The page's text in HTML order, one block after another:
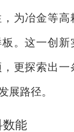
为冶金等高
。这一创新
更探索出一
展路径。
数能